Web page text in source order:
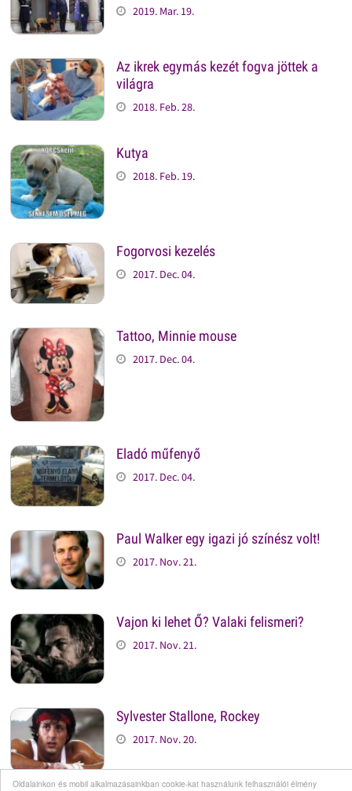
Oldalainkon és mobil alkalmazásainkban cookie-kat használunk felhasználói élmény
2019. Mar. 19.
Az ikrek egymás kezét fogva jöttek a
világra
2018. Feb. 28.
Kutya
2018. Feb. 19.
Fogorvosi kezelés
2017. Dec. 04.
Tattoo, Minnie mouse
2017. Dec. 04.
Eladó műfenyő
2017. Dec. 04.
Paul Walker egy igazi jó színész volt!
2017. Nov. 21.
Vajon ki lehet Ő? Valaki felismeri?
2017. Nov. 21.
Sylvester Stallone, Rockey
2017. Nov. 20.